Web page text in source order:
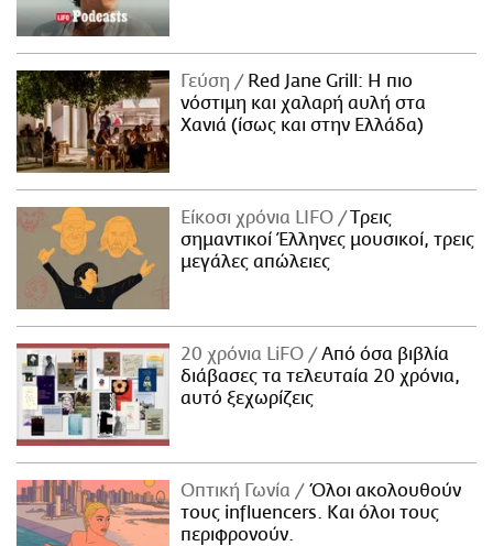
Γεύση
Red Jane Grill: Η πιο
νόστιμη και χαλαρή αυλή στα
Χανιά (ίσως και στην Ελλάδα)
Είκοσι χρόνια LIFO
Tρεις
σημαντικοί Έλληνες μουσικοί, τρεις
μεγάλες απώλειες
20 χρόνια LiFO
Από όσα βιβλία
διάβασες τα τελευταία 20 χρόνια,
αυτό ξεχωρίζεις
Οπτική Γωνία
Όλοι ακολουθούν
τους influencers. Και όλοι τους
περιφρονούν.